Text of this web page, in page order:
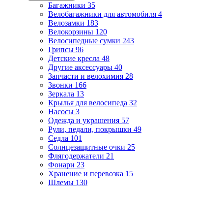
Багажники 35
Велобагажники для автомобиля 4
Велозамки 183
Велокорзины 120
Велосипедные сумки 243
Грипсы 96
Детские кресла 48
Другие аксессуары 40
Запчасти и велохимия 28
Звонки 166
Зеркала 13
Крылья для велосипеда 32
Насосы 3
Одежда и украшения 57
Рули, педали, покрышки 49
Седла 101
Солнцезащитные очки 25
Флягодержатели 21
Фонари 23
Хранение и перевозка 15
Шлемы 130